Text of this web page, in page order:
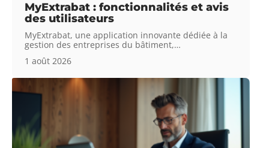
MyExtrabat : fonctionnalités et avis
des utilisateurs
MyExtrabat, une application innovante dédiée à la
gestion des entreprises du bâtiment,…
1 août 2026